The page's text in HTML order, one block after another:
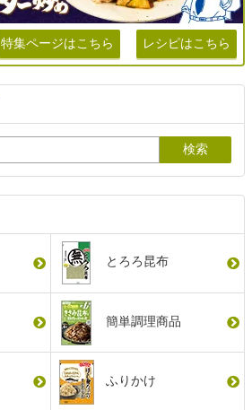
特集ページはこちら レシピはこちら
とろろ昆布
簡単調理商品
ふりかけ